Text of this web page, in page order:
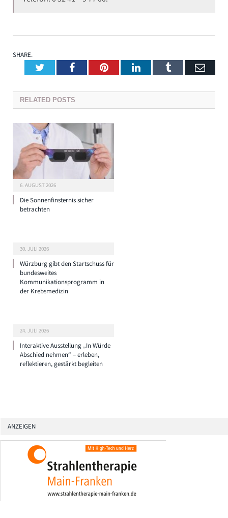
SHARE.
TwitterFacebookPinterestLinkedInTumblr
RELATED POSTS
6. AUGUST 2026
Die Sonnenfinsternis sicher
betrachten
30. JULI 2026
Würzburg gibt den Startschuss für
bundesweites
Kommunikationsprogramm in
der Krebsmedizin
24. JULI 2026
Interaktive Ausstellung „In Würde
Abschied nehmen“ – erleben,
reflektieren, gestärkt begleiten
ANZEIGEN